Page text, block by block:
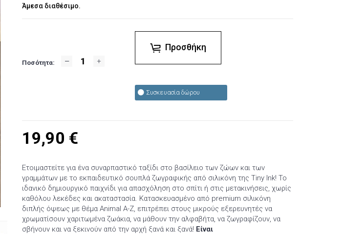
Άμεσα διαθέσιμο.
Ποσότητα:
Προσθήκη
Συσκευασία δώρου
19,90 €
Ετοιμαστείτε για ένα συναρπαστικό ταξίδι στο βασίλειο των ζώων και των
γραμμάτων με το εκπαιδευτικό σουπλά ζωγραφικής από σιλικόνη της Tiny Ink! Το
ιδανικό δημιουργικό παιχνίδι για απασχόληση στο σπίτι ή στις μετακινήσεις, χωρίς
καθόλου λεκέδες και ακαταστασία. Κατασκευασμένο από premium σιλικόνη
διπλής όψεως με θέμα Animal A-Z, επιτρέπει στους μικρούς εξερευνητές να
χρωματίσουν χαριτωμένα ζωάκια, να μάθουν την αλφαβήτα, να ζωγραφίζουν, να
σβήνουν και να ξεκινούν από την αρχή ξανά και ξανά! Είναι